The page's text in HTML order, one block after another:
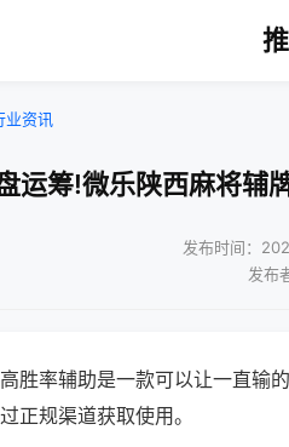
业资讯
运筹!微乐陕西麻将辅
发布时间：
发布
胜率辅助是一款可以让一直输
正规渠道获取使用。